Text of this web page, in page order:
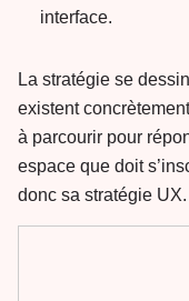
interface.
La stratégie se
existent
à parcourir pour
espace que doit
donc sa stratégie UX.